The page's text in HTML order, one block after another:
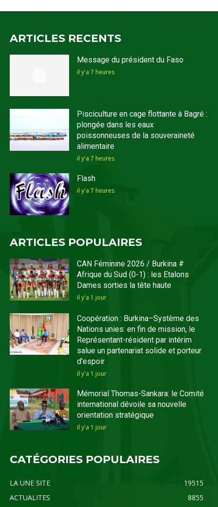
ARTICLES RECENTS
Message du président du Faso
il y'a 7 heures
Pisciculture en cage flottante à Bagré :
plongée dans les eaux
poissonneuses de la souveraineté
alimentaire
il y'a 7 heures
Flash
il y'a 7 heures
ARTICLES POPULAIRES
CAN Féminine 2026 / Burkina #
Afrique du Sud (0-1) : les Etalons
Dames sorties la tête haute
il y'a 1 jour
Coopération : Burkina–Système des
Nations unies: en fin de mission, le
Représentant-résident par intérim
salue un partenariat solide et porteur
d’espoir
il y'a 1 jour
Mémorial Thomas-Sankara: le Comité
international dévoile sa nouvelle
orientation stratégique
il y'a 1 jour
CATÉGORIES POPULAIRES
LA UNE SITE
19515
ACTUALITES
8855